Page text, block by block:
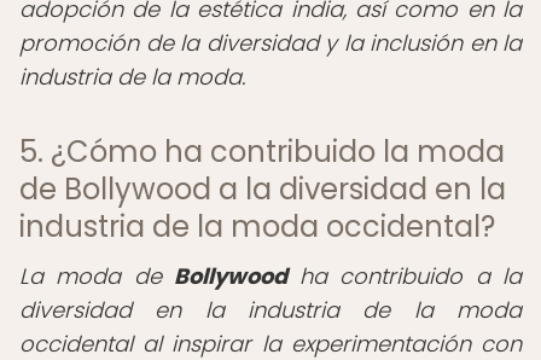
adopción de la estética india, así como en la
promoción de la diversidad y la inclusión en la
industria de la moda.
5. ¿Cómo ha contribuido la moda
de Bollywood a la diversidad en la
industria de la moda occidental?
La moda de Bollywoodha contribuido a la
diversidad en la industria de la moda
occidental al inspirar la experimentación con